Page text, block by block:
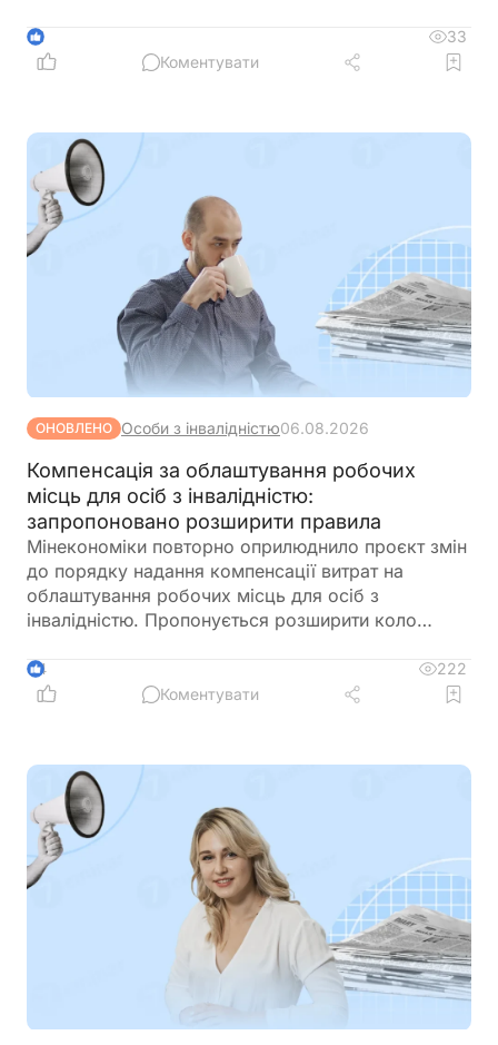
підтримка допомагають мінімізувати податкові
ризики та запобігати порушенням ще до їх
1
33
Коментувати
ОНОВЛЕНО Особи з інвалідністю06.08.2026
Компенсація за облаштування робочих
місць для осіб з інвалідністю:
запропоновано розширити правила
Мінекономіки повторно оприлюднило проєкт змін
до порядку надання компенсації витрат на
облаштування робочих місць для осіб з
інвалідністю. Пропонується розширити коло
ветеранів з інвалідністю, уточнити вимоги до
документів та умов оплати праці, а також
4
222
Коментувати